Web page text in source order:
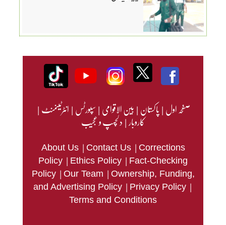
صفحہ اول|پاکستان|بین الاقوامی|سپورٹس|انٹرٹینمنٹ|
کاروبار|دلچسپ و عجیب
About Us | Contact Us | Corrections
Policy | Ethics Policy | Fact-Checking
Policy | Our Team | Ownership, Funding,
and Advertising Policy | Privacy Policy |
Terms and Conditions